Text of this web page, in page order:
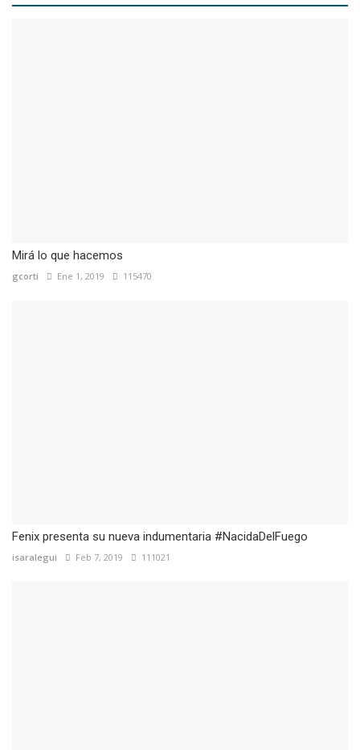
Mirá lo que hacemos
gcorti Ene 1, 2019 115470
Fenix presenta su nueva indumentaria #NacidaDelFuego
isaralegui Feb 7, 2019 111021